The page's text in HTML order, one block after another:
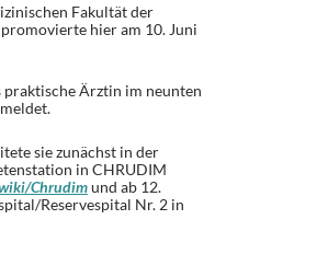
Fakultät der
hier am 10. Juni
praktische Ärztin im neunten
sie zunächst in der
in CHRUDIM
Chrudimund ab 12.
Reservespital Nr. 2 in